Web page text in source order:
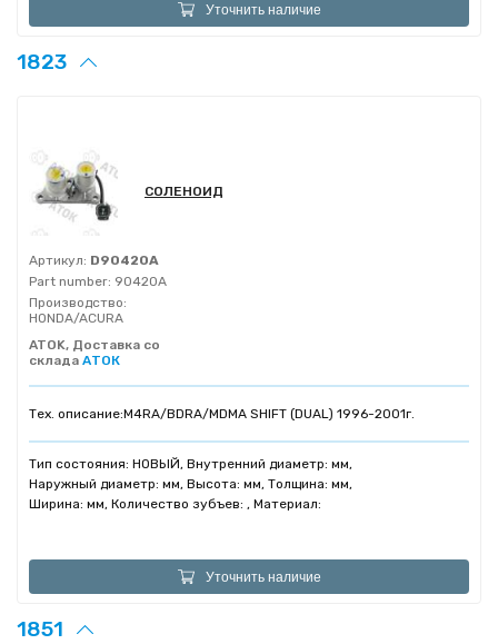
Уточнить наличие
1823
СОЛЕНОИД
Артикул: D90420A
Part number: 90420A
Производство:
HONDA/ACURA
ATOK, Доставка со
склада АТОК
Тех. описание:M4RA/BDRA/MDMA SHIFT (DUAL) 1996-2001г.
Тип состояния: НОВЫЙ, Внутренний диаметр: мм,
Наружный диаметр: мм, Высота: мм, Толщина: мм,
Ширина: мм, Количество зубъев: , Материал:
Уточнить наличие
1851